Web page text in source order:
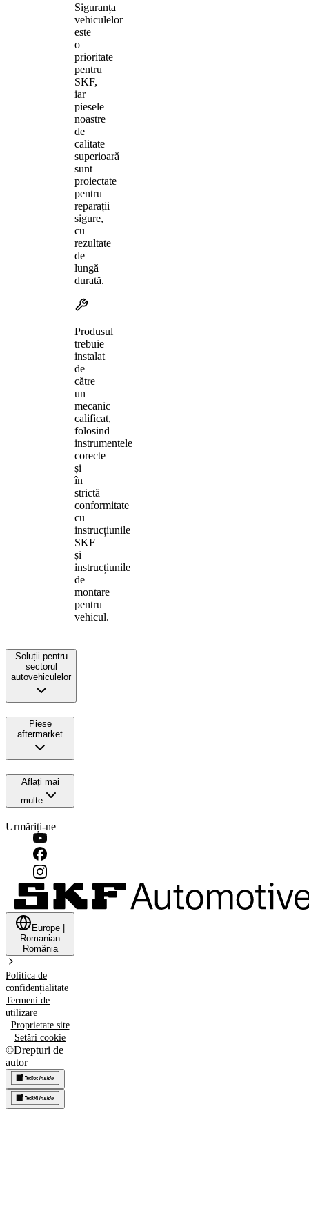
Siguranța
vehiculelor
este
o
prioritate
pentru
SKF,
iar
piesele
noastre
de
calitate
superioară
sunt
proiectate
pentru
reparații
sigure,
cu
rezultate
de
lungă
durată.
Produsul
trebuie
instalat
de
către
un
mecanic
calificat,
folosind
instrumentele
corecte
și
în
strictă
conformitate
cu
instrucțiunile
SKF
și
instrucțiunile
de
montare
pentru
vehicul.
Soluții pentru
sectorul
autovehiculelor
Piese
aftermarket
Aflați mai
multe
Urmăriți-ne
Europe
Romanian
România
Politica de
confidențialitate
Termeni de
utilizare
Proprietate site
Setări cookie
©Drepturi de
autor